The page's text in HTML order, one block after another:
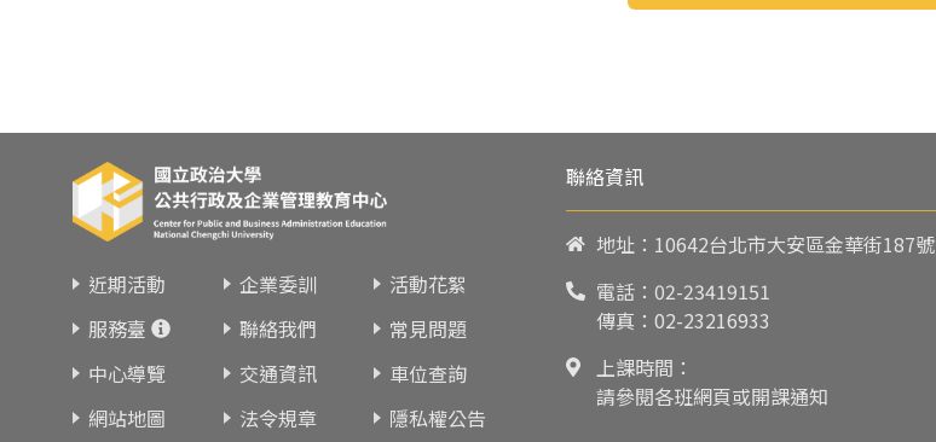
近期活動 企業委訓
活動花絮
服務臺
聯絡我們
常見問題
中心導覽
交通資訊
車位查詢
網站地圖
法令規章 隱私權公告
聯絡資訊
地址：10642台北市大安區金華街187號
電話： 02-23419151
傳真：02-23216933
上課時間：
請參閱各班網頁或開課通知